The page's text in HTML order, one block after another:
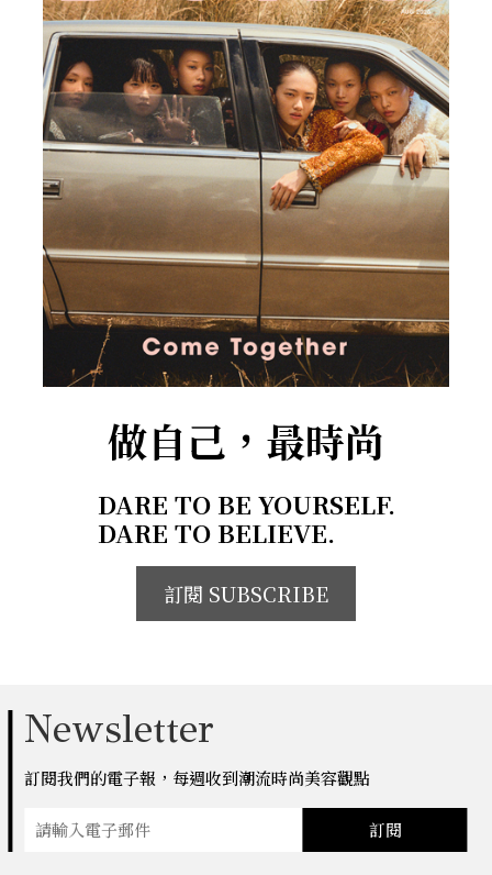
做自己，最時尚
DARE TO BE YOURSELF.
DARE TO BELIEVE.
訂閱 SUBSCRIBE
Newsletter
訂閱我們的電子報，每週收到潮流時尚美容觀點
訂閱